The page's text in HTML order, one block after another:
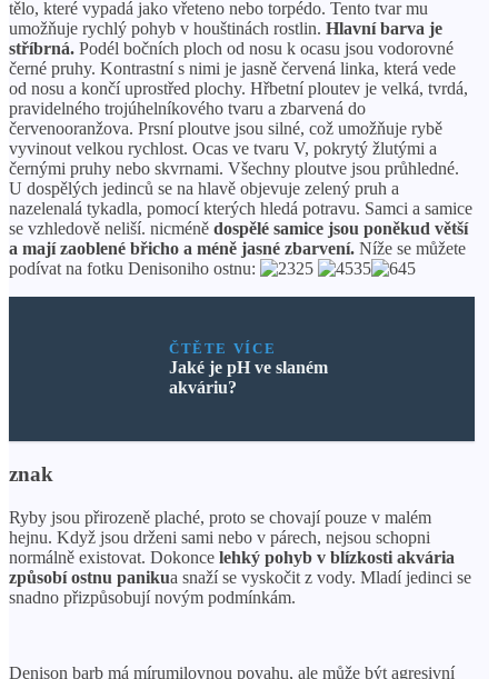
tělo, které vypadá jako vřeteno nebo torpédo. Tento tvar mu
umožňuje rychlý pohyb v houštinách rostlin. Hlavní barva je
stříbrná. Podél bočních ploch od nosu k ocasu jsou vodorovné
černé pruhy. Kontrastní s nimi je jasně červená linka, která vede
od nosu a končí uprostřed plochy. Hřbetní ploutev je velká, tvrdá,
pravidelného trojúhelníkového tvaru a zbarvená do
červenooranžova. Prsní ploutve jsou silné, což umožňuje rybě
vyvinout velkou rychlost. Ocas ve tvaru V, pokrytý žlutými a
černými pruhy nebo skvrnami. Všechny ploutve jsou průhledné.
U dospělých jedinců se na hlavě objevuje zelený pruh a
nazelenalá tykadla, pomocí kterých hledá potravu. Samci a samice
se vzhledově neliší. nicméně dospělé samice jsou poněkud větší
a mají zaoblené břicho a méně jasné zbarvení. Níže se můžete
podívat na fotku Denisoniho ostnu:
ČTĚTE VÍCE
Jaké je pH ve slaném
akváriu?
znak
Ryby jsou přirozeně plaché, proto se chovají pouze v malém
hejnu. Když jsou drženi sami nebo v párech, nejsou schopni
normálně existovat. Dokonce lehký pohyb v blízkosti akvária
způsobí ostnu panikua snaží se vyskočit z vody. Mladí jedinci se
snadno přizpůsobují novým podmínkám.
Denison barb má mírumilovnou povahu, ale může být agresivní